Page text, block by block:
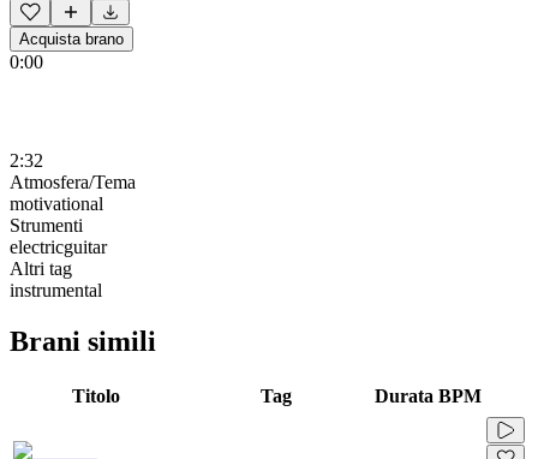
Acquista brano
0:00
2:32
Atmosfera/Tema
motivational
Strumenti
electricguitar
Altri tag
instrumental
Brani simili
Titolo Tag Durata BPM